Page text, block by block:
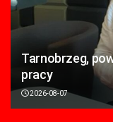
Tarnobrzeg,
pracy
2026-08-07